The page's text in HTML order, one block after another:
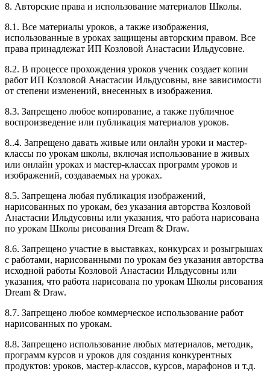
8. Авторские права и использование материалов Школы.
8.1. Все материалы уроков, а также изображения,
использованные в уроках защищены авторским правом. Все
права принадлежат ИП Козловой Анастасии Ильдусовне.
8.2. В процессе прохождения уроков ученик создает копии
работ ИП Козловой Анастасии Ильдусовны, вне зависимости
от степени изменений, внесенных в изображения.
8.3. Запрещено любое копирование, а также публичное
воспроизведение или публикация материалов уроков.
8..4. Запрещено давать живые или онлайн уроки и мастер-
классы по урокам школы, включая использование в живых
или онлайн уроках и мастер-классах программ уроков и
изображений, создаваемых на уроках.
8.5. Запрещена любая публикация изображений,
нарисованных по урокам, без указания авторства Козловой
Анастасии Ильдусовны или указания, что работа нарисована
по урокам Школы рисования Dream & Draw.
8.6. Запрещено участие в выставках, конкурсах и розыгрышах
с работами, нарисованными по урокам без указания авторства
исходной работы Козловой Анастасии Ильдусовны или
указания, что работа нарисована по урокам Школы рисования
Dream & Draw.
8.7. Запрещено любое коммерческое использование работ
нарисованных по урокам.
8.8. Запрещено использование любых материалов, методик,
программ курсов и уроков для создания конкурентных
продуктов: уроков, мастер-классов, курсов, марафонов и т.д.